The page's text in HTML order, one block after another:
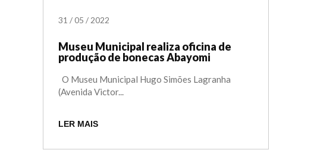
31 /05 /2022
Museu Municipal realiza oficina de
produção de bonecas Abayomi
O Museu Municipal Hugo Simões Lagranha
(Avenida Victor...
LER MAIS